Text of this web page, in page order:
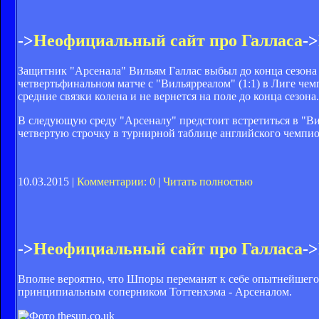
->Неофициальный сайт про Галласа->
Защитник "Арсенала" Вильям Галлас выбыл до конца
четвертьфинальном матче с "Вильярреалом" (1:1) в Лиге
средние связки колена и не вернется на поле до конца сезона.
В следующую среду "Арсеналу" предстоит встретиться в
четвертую строчку в турнирной таблице английского
10.03.2015 | Комментарии: 0 | Читать полностью
->Неофициальный сайт про Галласа->
Вполне вероятно, что Шпоры переманят к себе
принципиальным соперником Тоттенхэма - Арсеналом.